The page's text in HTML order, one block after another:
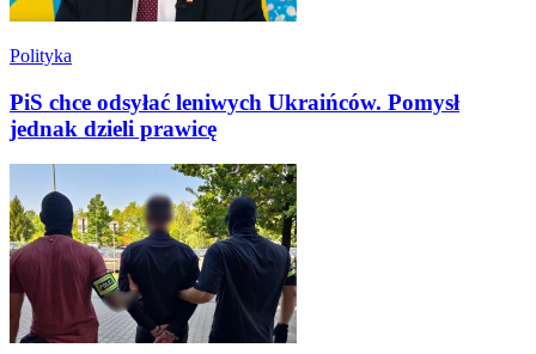
Polityka
PiS chce odsyłać leniwych Ukraińców. Pomysł
jednak dzieli prawicę